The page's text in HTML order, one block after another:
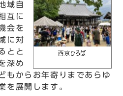
域自
互に
会を
に対
とと
深め
もからお年寄りまであらゆ
を展開します。